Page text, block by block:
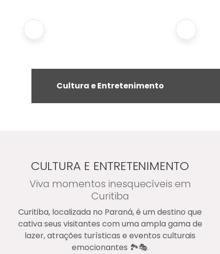
Cultura e Entretenimento
CULTURA E ENTRETENIMENTO
Viva momentos inesquecíveis em
Curitiba
Curitiba, localizada no Paraná, é um destino que
cativa seus visitantes com uma ampla gama de
lazer, atrações turísticas e eventos culturais
emocionantes 🏞️🎭.